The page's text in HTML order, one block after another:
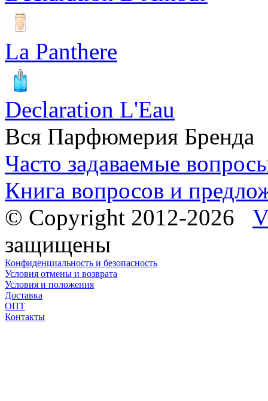
La Panthere
Declaration L'Eau
Вся Парфюмерия Бренда
Часто задаваемые
Книга вопросов и
© Copyright 2012-2026
защищены
Конфиденциальность и безопасность
Условия отмены и возврата
Условия и положения
Доставка
ОПТ
Контакты